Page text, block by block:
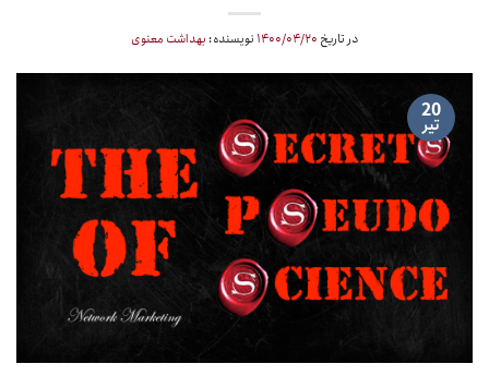
در تاریخ ۱۴۰۰/۰۴/۲۰ نویسنده: بهداشت معنوی
20
تیر